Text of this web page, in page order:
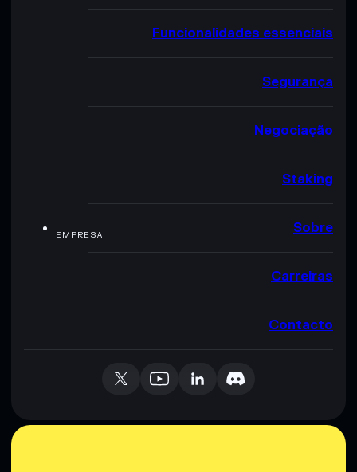
Funcionalidades essenciais
Segurança
Negociação
Staking
EMPRESA Sobre
Carreiras
Contacto